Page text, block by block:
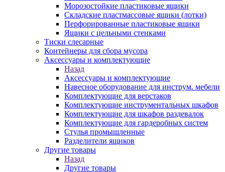
Морозостойкие пластиковые ящики
Складские пластмассовые ящики (лотки)
Перфорированные пластиковые ящики
Ящики с цельными стенками
Тиски слесарные
Контейнеры для сбора мусора
Аксессуары и комплектующие
Назад
Аксессуары и комплектующие
Навесное оборудование для инструм. мебели
Комплектующие для верстаков
Комплектующие инструментальных шкафов
Комплектующие для шкафов раздевалок
Комплектующие для гардеробных систем
Стулья промышленные
Разделители ящиков
Другие товары
Назад
Другие товары